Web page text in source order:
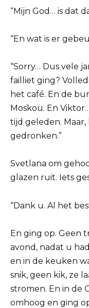
“Mijn God… is dat
“En wat is er
“Sorry… Dus vele
failliet ging?
het café. En de
Moskou. En
tijd geleden. Maar,
gedronken.”
Svetlana om
glazen ruit. Iets
“Dank u. Al het
En ging op. Geen
avond, nadat u
en in de keuken
snik, geen kik, ze
stromen. En in de
omhoog en ging